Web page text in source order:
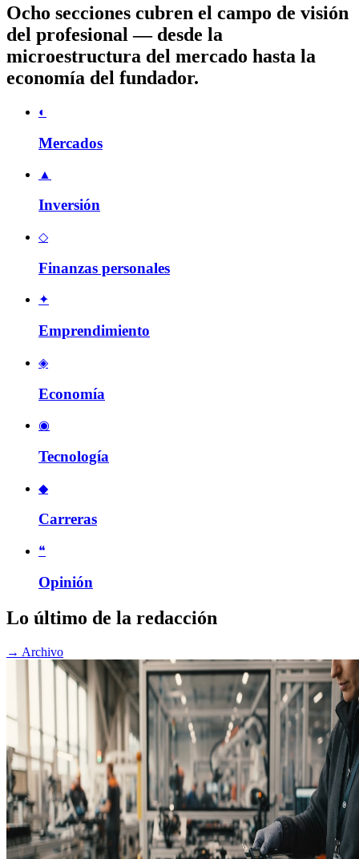
Ocho secciones cubren el campo de visión
del profesional — desde la
microestructura del mercado hasta la
economía del fundador.
◐
Mercados
▲
Inversión
◇
Finanzas personales
✦
Emprendimiento
◈
Economía
◉
Tecnología
◆
Carreras
❝
Opinión
Lo último de la redacción
→ Archivo